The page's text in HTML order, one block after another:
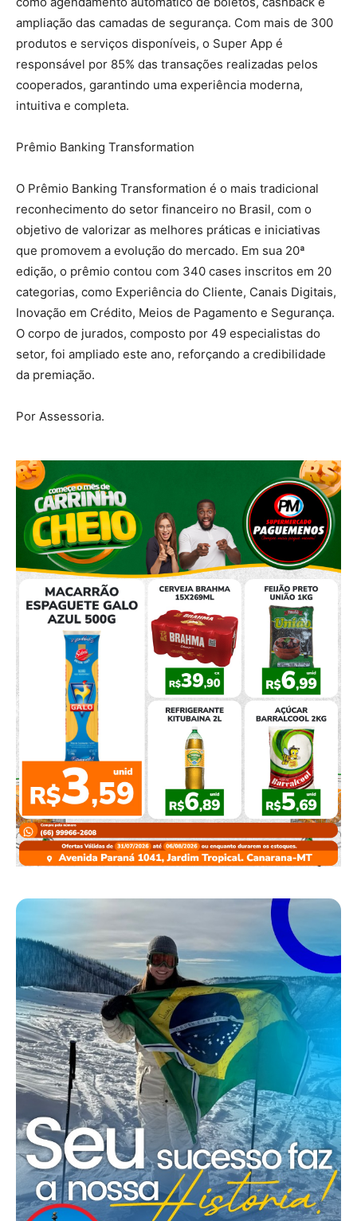
ampliação das camadas de segurança. Com mais de 300
produtos e serviços disponíveis, o Super App é
responsável por 85% das transações realizadas pelos
cooperados, garantindo uma experiência moderna,
intuitiva e completa.
Prêmio Banking Transformation
O Prêmio Banking Transformation é o mais tradicional
reconhecimento do setor financeiro no Brasil, com o
objetivo de valorizar as melhores práticas e iniciativas
que promovem a evolução do mercado. Em sua 20ª
edição, o prêmio contou com 340 cases inscritos em 20
categorias, como Experiência do Cliente, Canais Digitais,
Inovação em Crédito, Meios de Pagamento e Segurança.
O corpo de jurados, composto por 49 especialistas do
setor, foi ampliado este ano, reforçando a credibilidade
da premiação.
Por Assessoria.